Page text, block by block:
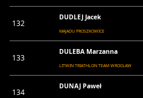
132
DUDLEJ Jacek
MAJADU PROSZKOWICE
133
DULEBA Marzanna
LITWIN TRIATHLON TEAM WROCŁAW
134
DUNAJ Paweł